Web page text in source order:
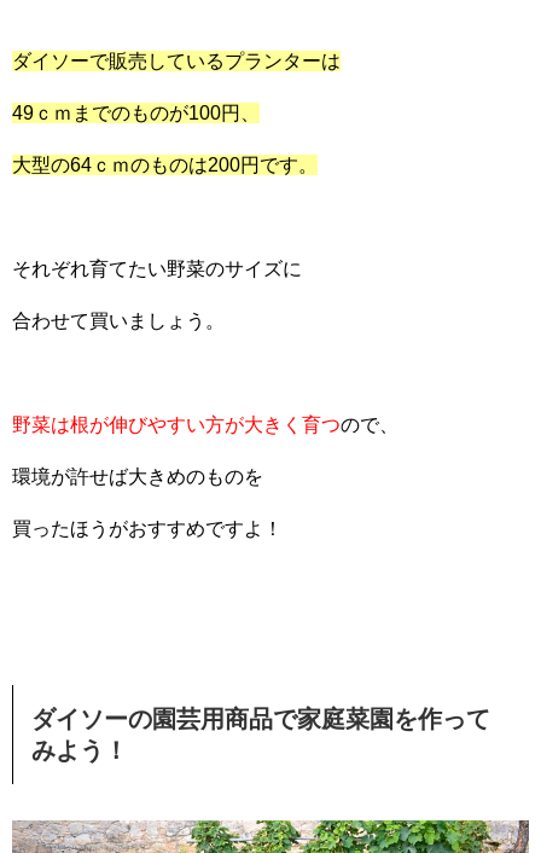
ダイソーで販売しているプランターは
49ｃｍまでのものが100円、
大型の64ｃｍのものは200円です。
それぞれ育てたい野菜のサイズに
合わせて買いましょう。
野菜は根が伸びやすい方が大きく育つので、
環境が許せば大きめのものを
買ったほうがおすすめですよ！
ダイソーの園芸用商品で家庭菜園を作って
みよう！